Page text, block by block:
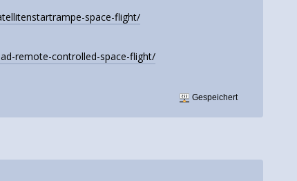
space-flight/
remote-controlled-space-flight/
Gespeichert